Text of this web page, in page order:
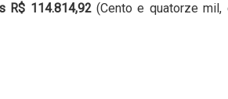
R$ 114.814,92(Cento e quatorze mil,